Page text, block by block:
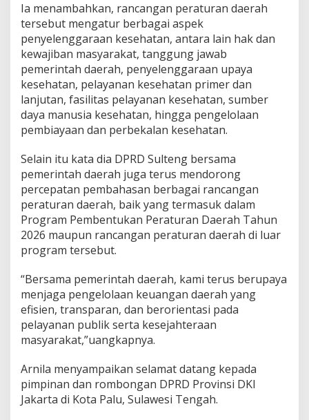
Ia menambahkan, rancangan peraturan daerah
tersebut mengatur berbagai aspek
penyelenggaraan kesehatan, antara lain hak dan
kewajiban masyarakat, tanggung jawab
pemerintah daerah, penyelenggaraan upaya
kesehatan, pelayanan kesehatan primer dan
lanjutan, fasilitas pelayanan kesehatan, sumber
daya manusia kesehatan, hingga pengelolaan
pembiayaan dan perbekalan kesehatan.
Selain itu kata dia DPRD Sulteng bersama
pemerintah daerah juga terus mendorong
percepatan pembahasan berbagai rancangan
peraturan daerah, baik yang termasuk dalam
Program Pembentukan Peraturan Daerah Tahun
2026 maupun rancangan peraturan daerah di luar
program tersebut.
“Bersama pemerintah daerah, kami terus berupaya
menjaga pengelolaan keuangan daerah yang
efisien, transparan, dan berorientasi pada
pelayanan publik serta kesejahteraan
masyarakat,”uangkapnya.
Arnila menyampaikan selamat datang kepada
pimpinan dan rombongan DPRD Provinsi DKI
Jakarta di Kota Palu, Sulawesi Tengah.